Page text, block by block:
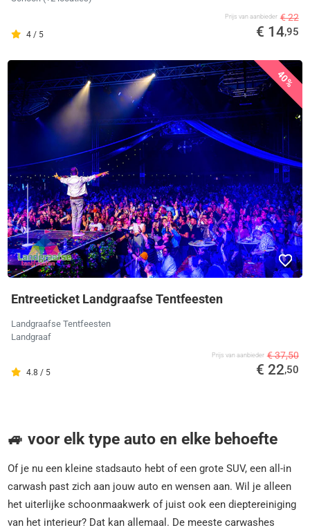
4 / 5
Prijs van aanbieder € 22
€ 14,95
40%
Entreeticket Landgraafse Tentfeesten
Landgraafse Tentfeesten
Landgraaf
4.8 / 5
Prijs van aanbieder € 37,50
€ 22,50
🚙 voor elk type auto en elke behoefte
Of je nu een kleine stadsauto hebt of een grote SUV, een all-in
carwash past zich aan jouw auto en wensen aan. Wil je alleen
het uiterlijke schoonmaakwerk of juist ook een dieptereiniging
van het interieur? Dat kan allemaal. De meeste carwashes